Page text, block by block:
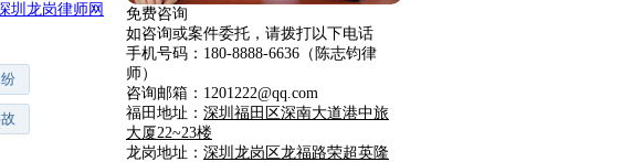
圳龙岗律师网
免费咨询
如咨询或案件委托，请拨打以下电话
手机号码：180-8888-6636（陈志钧律
师）
咨询邮箱：1201222@qq.com
福田地址： 深圳福田区深南大道港中旅
大厦22~23楼
龙岗地址： 深圳龙岗区龙福路荣超英隆